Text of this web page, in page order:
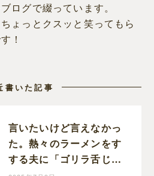
ログで綴っています。
ょっとクスッと笑ってもら
！
書いた記事
言いたいけど言えなかっ
た。熱々のラーメンをす
する夫に「ゴリラ舌じゃ